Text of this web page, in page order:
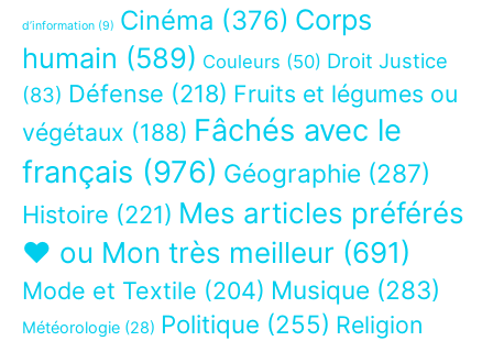
d’information (9) Cinéma (376) Corps
humain (589) Couleurs (50) Droit Justice
(83) Défense (218) Fruits et légumes ou
végétaux (188) Fâchés avec le
français (976) Géographie (287)
Histoire (221) Mes articles préférés
❤ ou Mon très meilleur (691)
Mode et Textile (204) Musique (283)
Météorologie (28) Politique (255) Religion